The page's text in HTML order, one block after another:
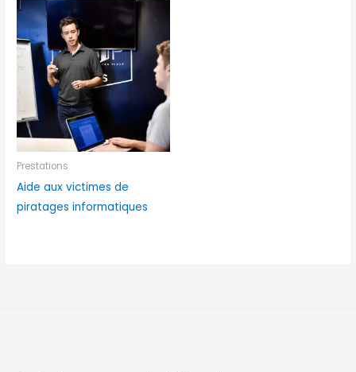
Prestations
Aide aux victimes de
piratages informatiques